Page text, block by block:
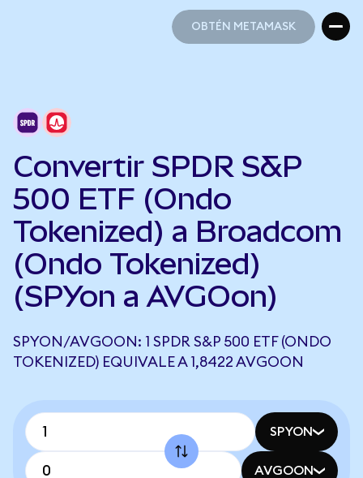
OBTÉN METAMASK
Convertir SPDR S&P
500 ETF (Ondo
Tokenized) a Broadcom
(Ondo Tokenized)
(SPYon a AVGOon)
SPYON/AVGOON: 1 SPDR S&P 500 ETF (ONDO
TOKENIZED) EQUIVALE A 1,8422 AVGOON
SPYON
AVGOON